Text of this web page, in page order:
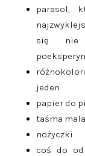
parasol,
się nie
jeden
papier do
taśma
nożyczki
coś do